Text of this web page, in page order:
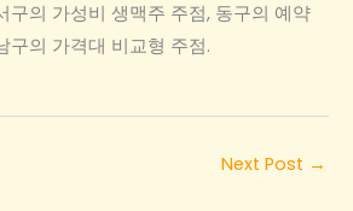
구의 가성비 생맥주 주점, 동구의 예약
구의 가격대 비교형 주점.
Next Post →